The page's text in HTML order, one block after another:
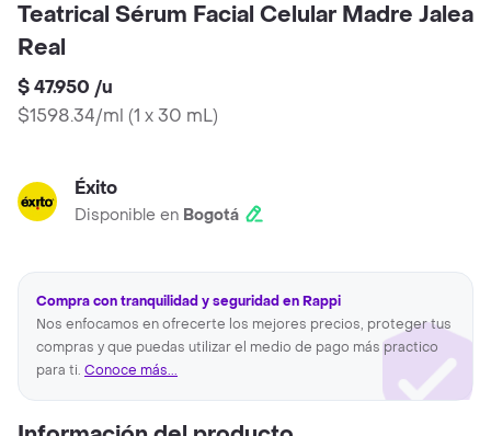
Teatrical Sérum Facial Celular Madre Jalea
Real
$ 47.950 /u
$1598.34/ml (1 x 30 mL)
Éxito
Disponible en Bogotá
Compra con tranquilidad y seguridad en Rappi
Nos enfocamos en ofrecerte los mejores precios, proteger tus
compras y que puedas utilizar el medio de pago más practico
para ti. Conoce más...